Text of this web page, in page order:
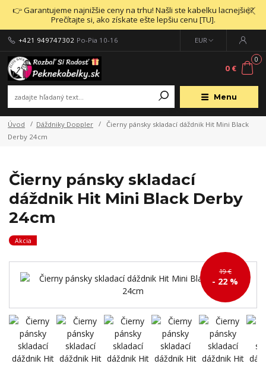
👉 Garantujeme najnižšie ceny na trhu! Našli ste kabelku lacnejšie?
Prečítajte si, ako získate ešte lepšiu cenu [TU].
Menu
EUR
+421 949747302 Po-Pia 10-16
0
0 €
Úvod Dáždniky Doppler
Čierny pánsky skladací dáždnik Hit Mini Black
Derby 24cm
Čierny pánsky skladací
dáždnik Hit Mini Black Derby
24cm
Akcia
19 €
- 22 %